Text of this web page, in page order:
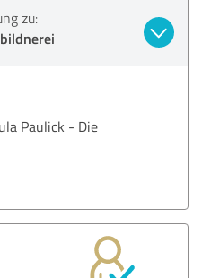
zu:
Paulick - Die